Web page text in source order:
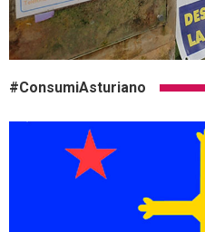
#ConsumiAsturiano